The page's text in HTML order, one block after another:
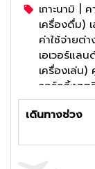
เกาะนามิ |
เครื่องดื่ม)
ค่าใช้จ่ายต่
เอเวอร์แล
เครื่องเล่น
วอร์คกิ้งสต
| ศูนย์สมุนไ
วัยรุ่นเกาห
รวมค่าลิฟ
สาหร่าย +
เดินทางช่วง